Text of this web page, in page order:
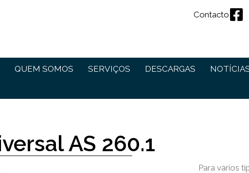
Contacto
QUEM SOMOS SERVIÇOS DESCARGAS
AS 260.1
Para vários